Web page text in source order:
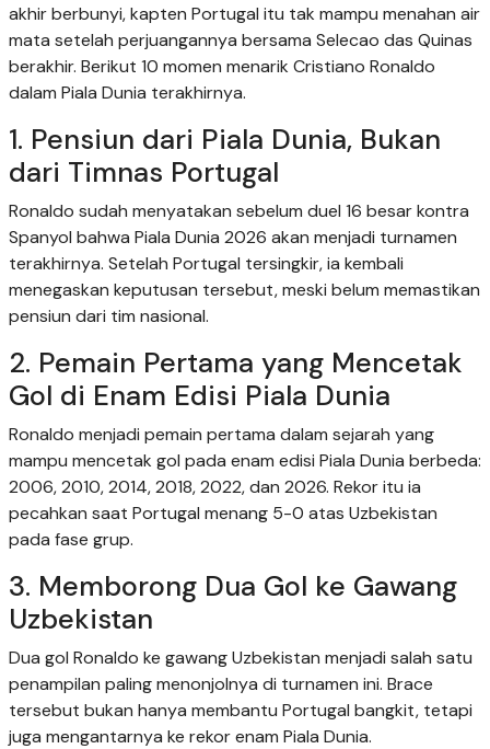
akhir berbunyi, kapten Portugal itu tak mampu menahan air
mata setelah perjuangannya bersama Selecao das Quinas
berakhir. Berikut 10 momen menarik Cristiano Ronaldo
dalam Piala Dunia terakhirnya.
1. Pensiun dari Piala Dunia, Bukan
dari Timnas Portugal
Ronaldo sudah menyatakan sebelum duel 16 besar kontra
Spanyol bahwa Piala Dunia 2026 akan menjadi turnamen
terakhirnya. Setelah Portugal tersingkir, ia kembali
menegaskan keputusan tersebut, meski belum memastikan
pensiun dari tim nasional.
2. Pemain Pertama yang Mencetak
Gol di Enam Edisi Piala Dunia
Ronaldo menjadi pemain pertama dalam sejarah yang
mampu mencetak gol pada enam edisi Piala Dunia berbeda:
2006, 2010, 2014, 2018, 2022, dan 2026. Rekor itu ia
pecahkan saat Portugal menang 5-0 atas Uzbekistan
pada fase grup.
3. Memborong Dua Gol ke Gawang
Uzbekistan
Dua gol Ronaldo ke gawang Uzbekistan menjadi salah satu
penampilan paling menonjolnya di turnamen ini. Brace
tersebut bukan hanya membantu Portugal bangkit, tetapi
juga mengantarnya ke rekor enam Piala Dunia.